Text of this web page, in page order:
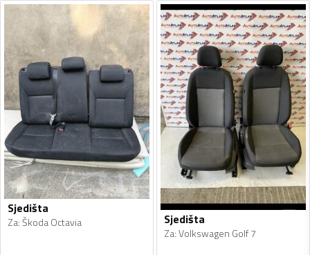
Sjedišta
Za:Škoda Octavia Sjedišta
Za:Volkswagen Golf 7